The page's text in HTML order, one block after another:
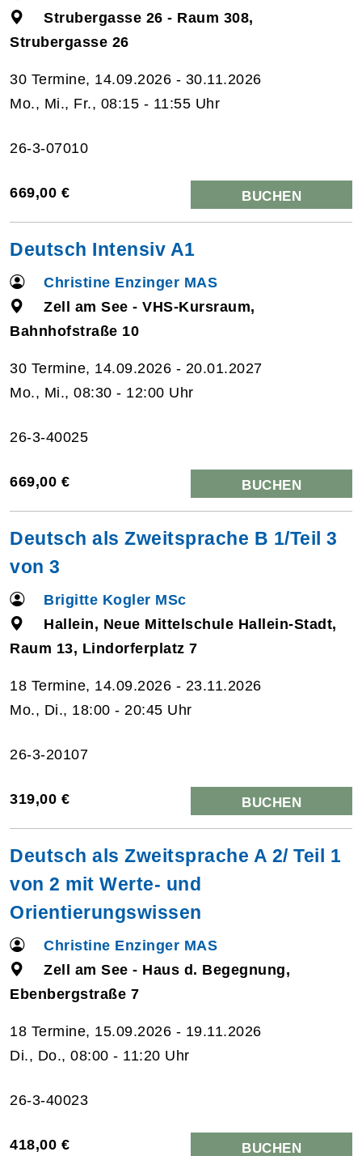
Strubergasse 26 - Raum 308,
Strubergasse 26
30 Termine, 14.09.2026 - 30.11.2026
Mo., Mi., Fr., 08:15 - 11:55 Uhr
26-3-07010
669,00 € BUCHEN
Deutsch Intensiv A1
Christine Enzinger MAS
Zell am See - VHS-Kursraum,
Bahnhofstraße 10
30 Termine, 14.09.2026 - 20.01.2027
Mo., Mi., 08:30 - 12:00 Uhr
26-3-40025
669,00 € BUCHEN
Deutsch als Zweitsprache B 1/Teil 3
von 3
Brigitte Kogler MSc
Hallein, Neue Mittelschule Hallein-Stadt,
Raum 13, Lindorferplatz 7
18 Termine, 14.09.2026 - 23.11.2026
Mo., Di., 18:00 - 20:45 Uhr
26-3-20107
319,00 € BUCHEN
Deutsch als Zweitsprache A 2/ Teil 1
von 2 mit Werte- und
Orientierungswissen
Christine Enzinger MAS
Zell am See - Haus d. Begegnung,
Ebenbergstraße 7
18 Termine, 15.09.2026 - 19.11.2026
Di., Do., 08:00 - 11:20 Uhr
26-3-40023
418,00 € BUCHEN